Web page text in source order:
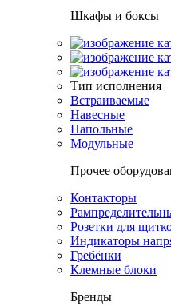
Шкафы и боксы
Тип исполнения
Встраиваемые
Навесные
Напольные
Модульные
Прочее
Контакторы
Розетки для
Индикаторы
Гребёнки
Клемные блоки
Бренды